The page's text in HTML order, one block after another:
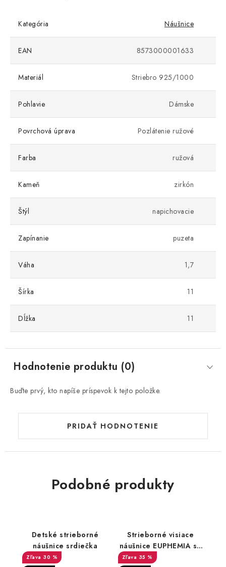
Kategória Náušnice
EAN 8573000001633
Materiál Striebro 925/1000
Pohlavie Dámske
Povrchová úprava Pozlátenie ružové
Farba ružová
Kameň zirkón
Štýl napichovacie
Zapínanie puzeta
Váha 1,7
Šírka 11
Dĺžka 11
Hodnotenie produktu (0)
Buďte prvý, kto napíše príspevok k tejto položke.
PRIDAŤ HODNOTENIE
Podobné produkty
Detské strieborné
náušnice srdiečka
30 %
Strieborné visiace
náušnice EUPHEMIA so
zirkónmi
35 %